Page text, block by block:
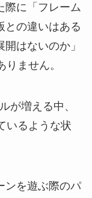
際に「フレーム
との違いはある
はないのか」
ません。
が増える中、
いるような状
ンを遊ぶ際のパ